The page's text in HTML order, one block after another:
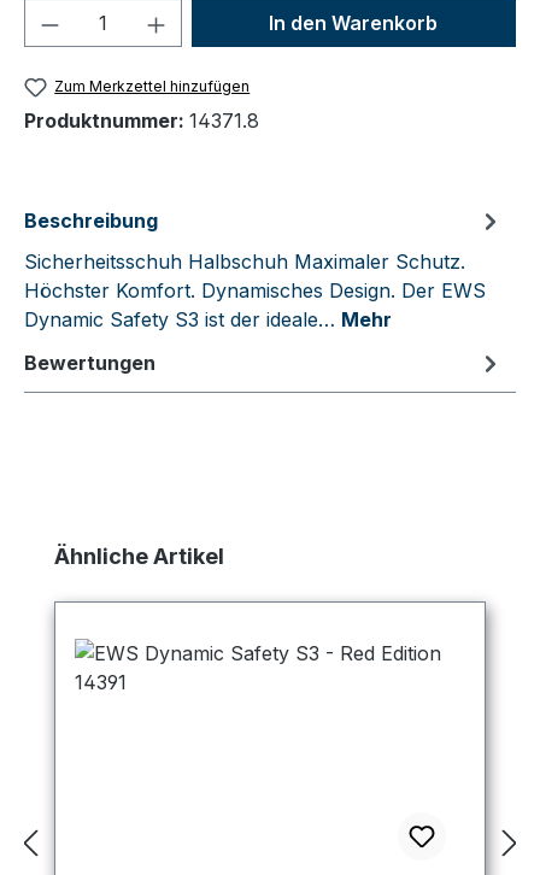
Produkt Anzahl: Gib denIn den Warenkorb
Zum Merkzettel hinzufügen
Produktnummer: 14371.8
Beschreibung
Sicherheitsschuh Halbschuh Maximaler Schutz.
Höchster Komfort. Dynamisches Design. Der EWS
Dynamic Safety S3 ist der ideale… Mehr
Bewertungen
Produktgalerie überspringen
Ähnliche Artikel